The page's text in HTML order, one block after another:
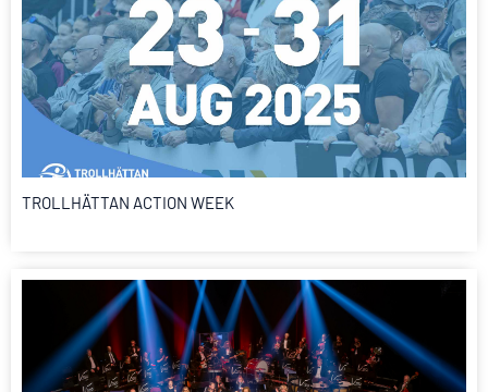
TROLLHÄTTAN ACTION WEEK